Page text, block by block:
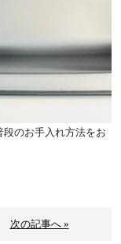
のお手入れ方法をお
次の記事へ »